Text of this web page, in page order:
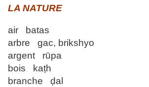
LA NATURE
air batas
arbre gac, brikshyo
argent rūpa
bois kaṭh
branche ḍal